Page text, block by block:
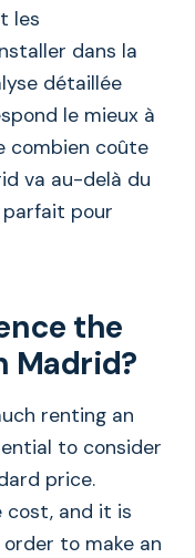
les
dans la
détaillée
le mieux à
combien coûte
va au-delà du
parfait pour
the
Madrid?
renting an
to consider
price.
cost, and it is
to make an